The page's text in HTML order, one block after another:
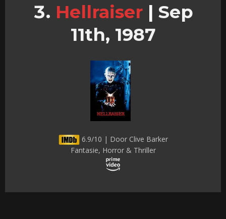
Hellraiser | Sep
11th, 1987
6.9/10 | Door Clive Barker
Fantasie, Horror & Thriller